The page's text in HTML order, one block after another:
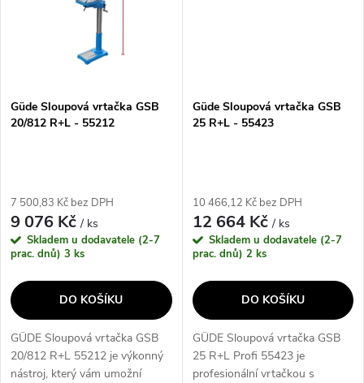
Güde Sloupová vrtačka GSB
20/812 R+L - 55212
7 500,83 Kč bez DPH
9 076 Kč/ ks
Skladem u dodavatele (2-7
prac. dnů) 3 ks
DO KOŠÍKU
GÜDE Sloupová vrtačka GSB
20/812 R+L 55212 je výkonný
nástroj, který vám umožní
Güde Sloupová vrtačka GSB
25 R+L - 55423
10 466,12 Kč bez DPH
12 664 Kč/ ks
Skladem u dodavatele (2-7
prac. dnů) 2 ks
DO KOŠÍKU
GÜDE Sloupová vrtačka GSB
25 R+L Profi 55423 je
profesionální vrtačkou s